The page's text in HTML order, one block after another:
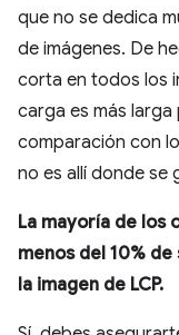
que no se dedica
de imágenes. De
corta en todos los
carga es más larga
comparación con
no es allí donde se
La mayoría de los
menos del 10%
la imagen de LCP.